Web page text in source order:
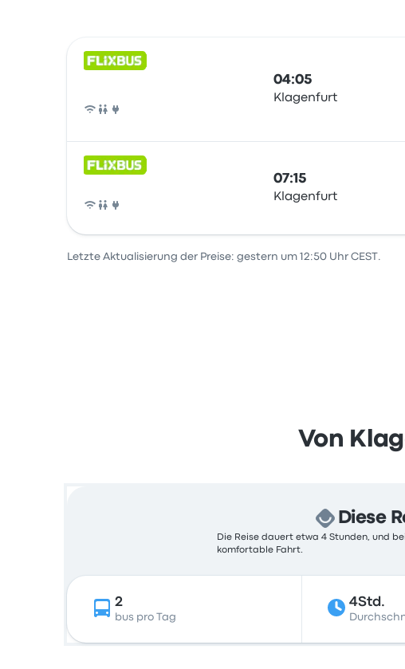
Bus
04:05
Klagenfurt
Bus
07:15
Klagenfurt
Letzte Aktualisierung der Preise: gestern um 12:50 Uhr CEST.
Von
Diese
Die Reise dauert etwa 4 Stunden, und
komfortable Fahrt.
2
bus pro Tag
4Std.